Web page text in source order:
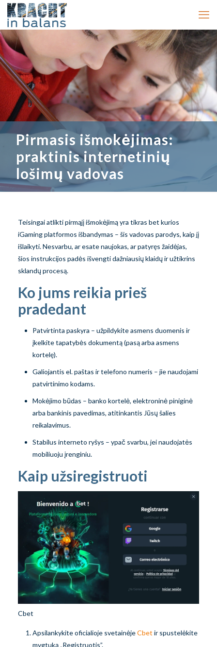
Pirmasis išmokėjimas:
praktinis internetinių
lošimų vadovas
Teisingai atlikti pirmąjį išmokėjimą yra tikras bet kurios
iGaming platformos išbandymas – šis vadovas parodys, kaip jį
išlaikyti. Nesvarbu, ar esate naujokas, ar patyręs žaidėjas,
šios instrukcijos padės išvengti dažniausių klaidų ir užtikrins
sklandų procesą.
Ko jums reikia prieš
pradedant
Patvirtinta paskyra – užpildykite asmens duomenis ir
įkelkite tapatybės dokumentą (pasą arba asmens
kortelę).
Galiojantis el. paštas ir telefono numeris – jie naudojami
patvirtinimo kodams.
Mokėjimo būdas – banko kortelė, elektroninė piniginė
arba bankinis pavedimas, atitinkantis Jūsų šalies
reikalavimus.
Stabilus interneto ryšys – ypač svarbu, jei naudojatės
mobiliuoju įrenginiu.
Kaip užsiregistruoti
Cbet
Apsilankykite oficialioje svetainėjeCbet ir spustelėkite
mygtuką „Registruotis”.